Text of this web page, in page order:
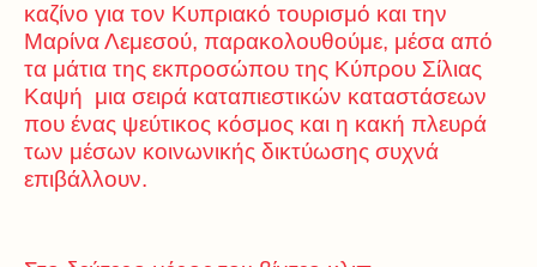
καζίνο για τον Κυπριακό τουρισμό και την
Μαρίνα Λεμεσού, παρακολουθούμε, μέσα από
τα μάτια της εκπροσώπου της Κύπρου Σίλιας
Καψή μια σειρά καταπιεστικών καταστάσεων
που ένας ψεύτικος κόσμος και η κακή πλευρά
των μέσων κοινωνικής δικτύωσης συχνά
επιβάλλουν.